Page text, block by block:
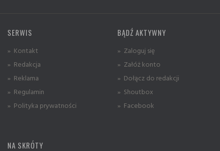
SERWIS
» Kontakt
» Redakcja
» Reklama
» Regulamin
» Polityka prywatności
BĄDŹ AKTYWNY
» Zaloguj się
» Załóż konto
» Dołącz do redakcji
» Shoutbox
» Facebook
NA SKRÓTY